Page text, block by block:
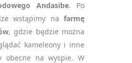
Andasibe. Po
wstąpimy na farmę
, gdzie będzie można
kameleony i inne
obecne na wyspie. W